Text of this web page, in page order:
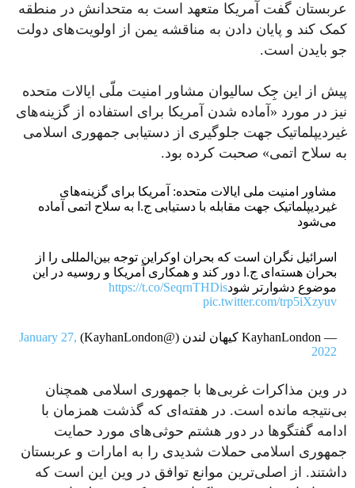
عربستان گفت آمریکا متعهد است به متحدانش در منطقه
کمک کند و پایان دادن به مناقشه یمن از اولویت‌های دولت
جو بایدن است.
پیش از این جِک سالیوان مشاور امنیت ملّی ایالات متحده
نیز در مورد «آماده شدن آمریکا برای استفاده از گزینه‌های
غیردیپلماتیک جهت جلوگیری از دستیابی جمهوری اسلامی
به سلاح اتمی» صحبت کرده بود.
مشاور امنیت ملی ایالات متحده: آمریکا برای گزینه‌های
غیردیپلماتیک جهت مقابله با دستیابی ج.ا به سلاح اتمی آماده
می‌شود
اسرائیل نگران‌ است که بحران اوکراین توجه بین‌المللی را از
بحران هسته‌ای ج.ا دور کند و همکاری آمریکا و روسیه در این
موضوع دشوارتر شودhttps://t.co/SeqrnTHDis
pic.twitter.com/trp5iXzyuv
— KayhanLondon کیهان لندن (@KayhanLondon)
January 27,
2022
در وین مذاکرات غربی‌ها با جمهوری اسلامی همچنان
بی‌نتیجه مانده است. در هفته‌ای که گذشت همزمان با
ادامه گفتگوها در دور هشتم حوثی‌های مورد حمایت
جمهوری اسلامی حملات شدیدی را به امارات و عربستان
داشتند. از اصلی‌ترین موانع توافق در وین این است که